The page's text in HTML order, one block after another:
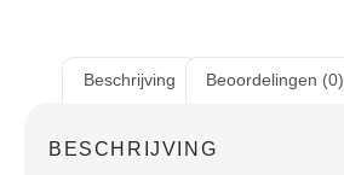
Beschrijving Beoordelingen (0)
BESCHRIJVING